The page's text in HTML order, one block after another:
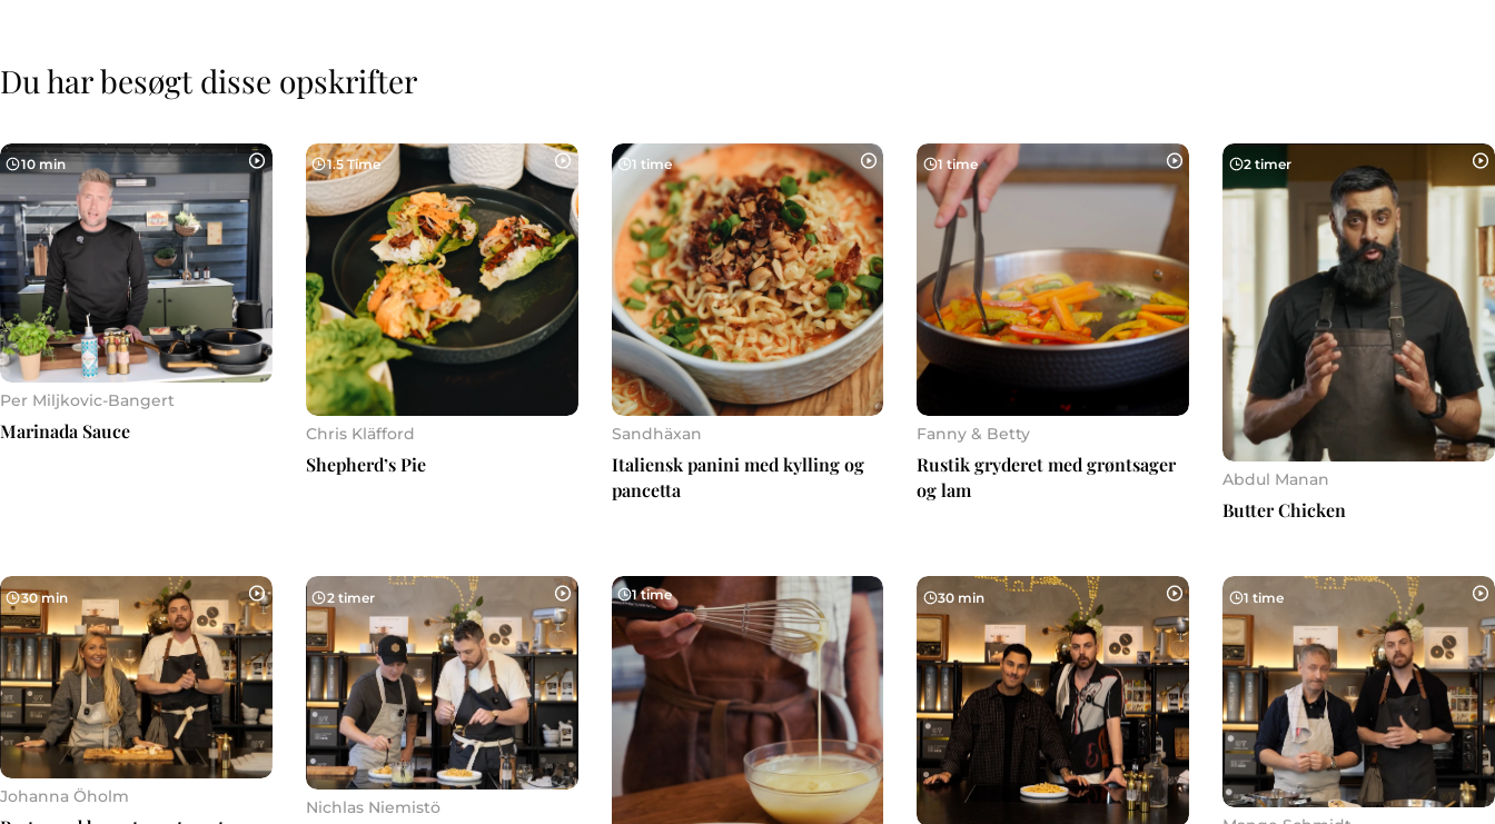
Du har besøgt disse opskrifter
10 min
Per Miljkovic-Bangert
Marinada Sauce
1.5 Time
Chris Kläfford
Shepherd’s Pie
1 time
Sandhäxan
Italiensk panini med kylling og
pancetta
1 time
Fanny & Betty
Rustik gryderet med grøntsager
og lam
2 timer
Abdul Manan
Butter Chicken
30 min
Johanna Öholm
2 timer
Nichlas Niemistö
1 time 30 min 1 time